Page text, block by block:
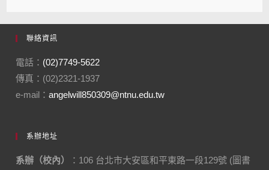
聯絡資訊
電話： (02)7749-5622
傳真：(02)2321-1937
e-mail：angelwill850309@ntnu.edu.tw
系辦地址
系辦（校內） ：106 台北市大安區和平東路一段129號 (圖書